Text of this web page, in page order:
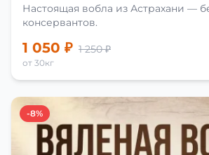
Настоящая вобла из Астрахани —
консервантов.
1 050 ₽ 1 250 ₽
от 30кг
-8%